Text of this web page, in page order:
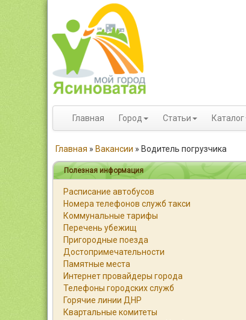
Главная Город Статьи Каталог
Главная » Вакансии » Водитель погрузчика
Полезная информация
Расписание автобусов
Номера телефонов служб такси
Коммунальные тарифы
Перечень убежищ
Пригородные поезда
Достопримечательности
Памятные места
Интернет провайдеры города
Телефоны городских служб
Горячие линии ДНР
Квартальные комитеты